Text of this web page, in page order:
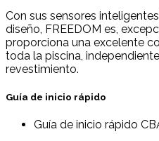
Con sus sensores
diseño, FREEDOM es,
proporciona una excelente
toda la piscina,
revestimiento.
Guía de inicio rápido
Guía de inicio rápido